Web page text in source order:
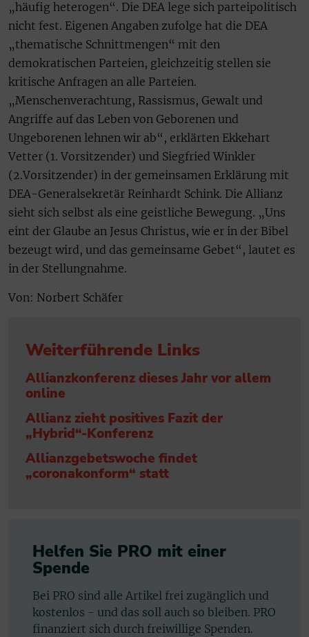
„häufig heterogen“. Die DEA lege sich parteipolitisch
nicht fest. Eigenen Angaben zufolge hat die DEA
„thematische Schnittmengen“ mit den
demokratischen Parteien, gleichzeitig stellen sie
kritische Anfragen an alle Parteien.
„Menschenverachtung, Rassismus, Gewalt und
Angriffe auf das Leben von Geborenen und
Ungeborenen lehnen wir ab“, erklärten Ekkehart
Vetter (1. Vorsitzender) und Siegfried Winkler
(2.Vorsitzender) in der gemeinsamen Erklärung mit
DEA-Generalsekretär Reinhardt Schink. Die Allianz
sieht sich selbst als eine geistliche Bewegung. „Uns
eint der Glaube an Jesus Christus, wie er in der Bibel
bezeugt wird, und das gemeinsame Gebet“, lautet es
in der Stellungnahme.
Von: Norbert Schäfer
Weiterführende Links
Allianzkonferenz dieses Jahr vor allem
online
Allianz zieht positives Fazit der
„Hybrid“-Konferenz
Allianzgebetswoche findet
„coronakonform“ statt
Helfen Sie PRO mit einer
Spende
Bei PRO sind alle Artikel frei zugänglich und
kostenlos - und das soll auch so bleiben. PRO
finanziert sich durch freiwillige Spenden.